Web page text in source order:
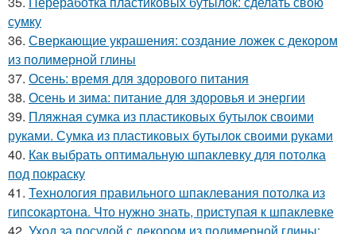
сумку
36. Сверкающие украшения: создание ложек с декором
из полимерной глины
37. Осень: время для здорового питания
38. Осень и зима: питание для здоровья и энергии
39. Пляжная сумка из пластиковых бутылок своими
руками. Сумка из пластиковых бутылок своими руками
40. Как выбрать оптимальную шпаклевку для потолка
под покраску
41. Технология правильного шпаклевания потолка из
гипсокартона. Что нужно знать, приступая к шпаклевке
42. Уход за посудой с декором из полимерной глины: